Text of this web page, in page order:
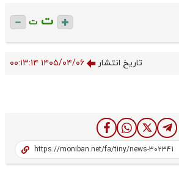
ت ت
تاریخ انتشار ۱۴۰۵/۰۴/۰۶ ۰۰:۱۳:۱۴